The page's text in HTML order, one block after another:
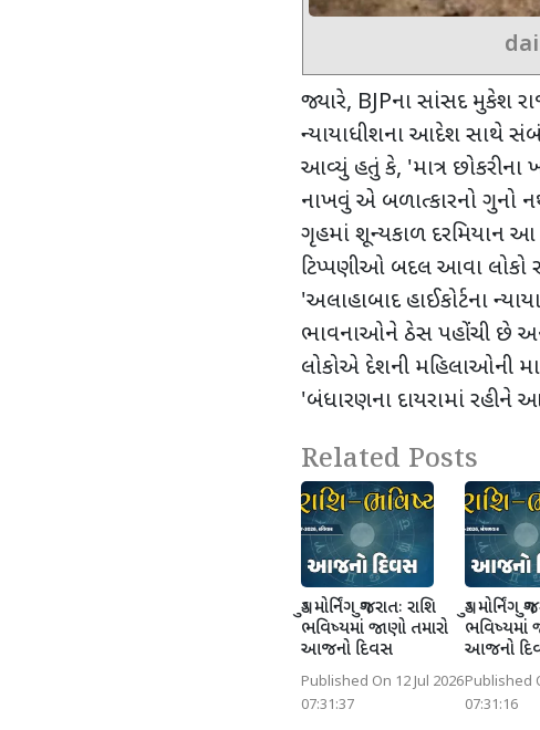
જ્યારે, BJPના સાંસદ મુકેશ
ન્યાયાધીશના આદેશ સાથે
આવ્યું હતું કે, 'માત્ર
નાખવું એ બળાત્કારનો ગુનો
ગૃહમાં શૂન્યકાળ દરમિયાન આ
ટિપ્પણીઓ બદલ આવા લોકો
'અલાહાબાદ હાઈકોર્ટના
ભાવનાઓને ઠેસ પહોંચી છે
લોકોએ દેશની મહિલાઓની
'બંધારણના દાયરામાં રહીને
Related Posts
ગુડ મોર્નિંગ ગુજરાતઃ રાશિ
ભવિષ્યમાં જાણો તમારો
આજનો દિવસ
Published On 12 Jul 2026
07:31:37
ગુડ મોર્નિંગ
ભવિષ્યમાં
આજનો
Published
07:31:16